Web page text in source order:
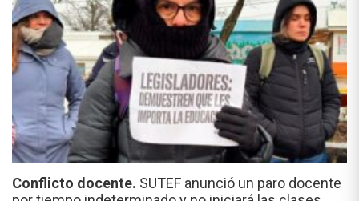
Conflicto docente. SUTEF anunció un paro docente